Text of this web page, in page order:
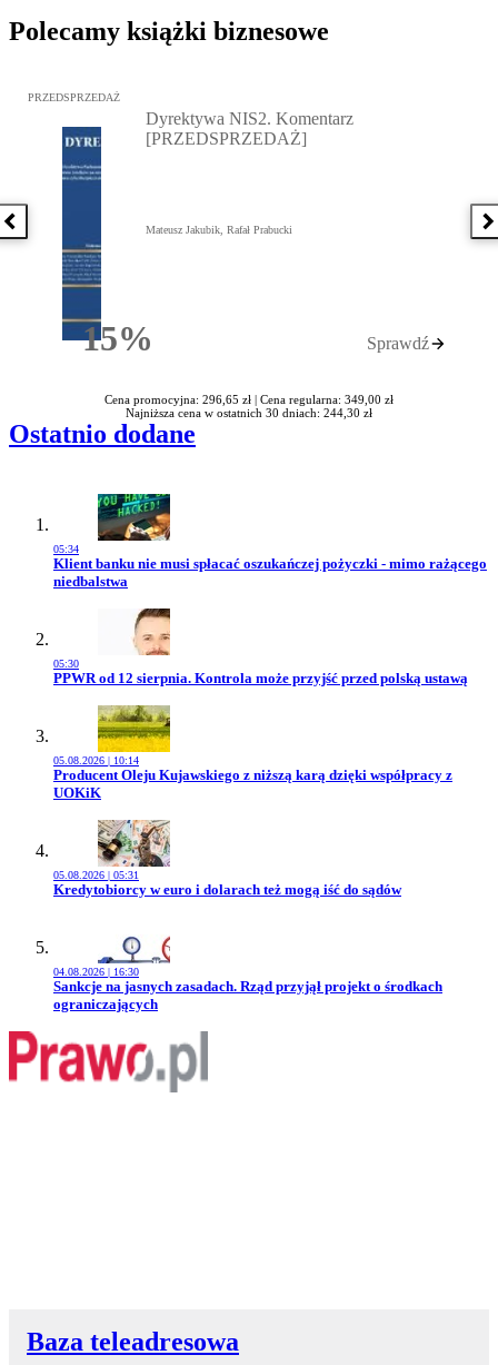
Polecamy książki biznesowe
Poprzednia książka
Przejdź do: Dyrektywa NIS2. Komentarz [PRZEDSPRZEDAŻ],
PRZEDSPRZEDAŻ
15%Rabatu
Dyrektywa NIS2. Komentarz
[PRZEDSPRZEDAŻ]
Mateusz Jakubik, Rafał Prabucki
Sprawdź
Cena promocyjna: 296,65 zł | Cena regularna: 349,00 zł
Najniższa cena w ostatnich 30 dniach: 244,30 zł
Ostatnio dodane
05:34
Przejdź do artykułu:
Klient banku nie musi spłacać oszukańczej pożyczki - mimo rażącego
niedbalstwa
05:30
Przejdź do artykułu:
PPWR od 12 sierpnia. Kontrola może przyjść przed polską ustawą
05.08.2026 | 10:14
Przejdź do artykułu:
Producent Oleju Kujawskiego z niższą karą dzięki współpracy z
UOKiK
05.08.2026 | 05:31
Przejdź do artykułu:
Kredytobiorcy w euro i dolarach też mogą iść do sądów
04.08.2026 | 16:30
Przejdź do artykułu:
Sankcje na jasnych zasadach. Rząd przyjął projekt o środkach
ograniczających
Baza teleadresowa